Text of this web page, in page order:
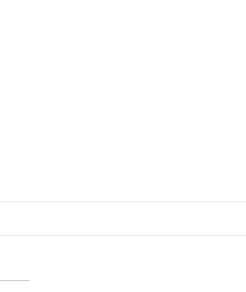
는 양심의 가책이 일어날